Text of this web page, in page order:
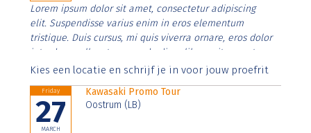
Lorem ipsum dolor sit amet, consectetur adipiscing
elit. Suspendisse varius enim in eros elementum
tristique. Duis cursus, mi quis viverra ornare, eros dolor
interdum nulla, ut commodo diam libero vitae erat.
Aenean faucibus nibh et justo cursus id rutrum lorem
Kies een locatie en schrijf je in voor jouw proefrit
Friday
27
MARCH
Kawasaki Promo Tour
Oostrum (LB)